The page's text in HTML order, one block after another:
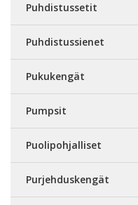
Puhdistussetit
Puhdistussienet
Pukukengät
Pumpsit
Puolipohjalliset
Purjehduskengät